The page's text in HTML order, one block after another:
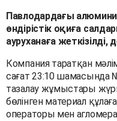
Павлодардағы
өндірістік оқиға
ауруханаға жеткізілді,
Компания таратқан
сағат 23:10 шамасында
тазалау жұмыстары
бөлінген материал
операторы мен